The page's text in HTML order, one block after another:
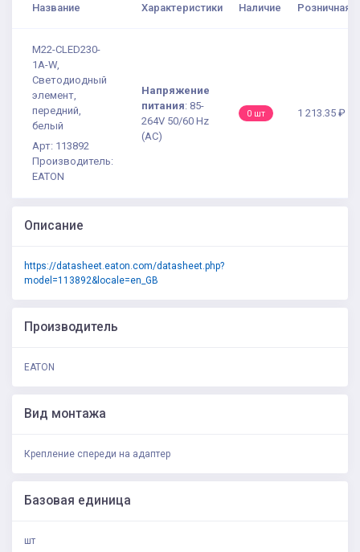
Название Характеристики Наличие Розничная
M22-CLED230-
1A-W,
Светодиодный
элемент,
передний,
белый
Арт: 113892
Производитель:
EATON
Напряжение
питания: 85-
264V 50/60 Hz
(AC)
0 шт 1 213.35 ₽
Описание
https://datasheet.eaton.com/datasheet.php?
model=113892&locale=en_GB
Производитель
EATON
Вид монтажа
Крепление спереди на адаптер
Базовая единица
шт